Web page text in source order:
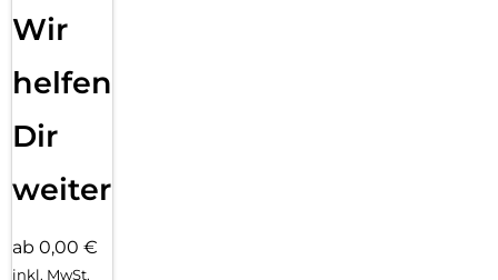
Wir
helfen
Dir
weiter
ab 0,00 €
inkl. MwSt.